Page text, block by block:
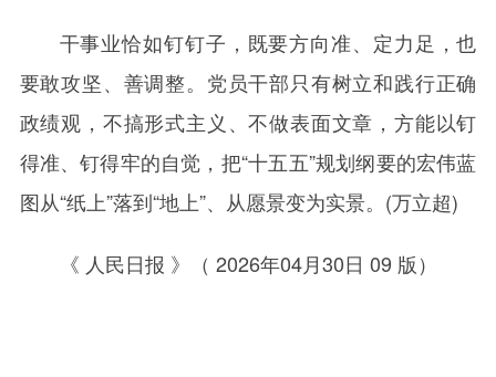
干事业恰如钉钉子，既要方向准、定力足，也
要敢攻坚、善调整。党员干部只有树立和践行正确
政绩观，不搞形式主义、不做表面文章，方能以钉
得准、钉得牢的自觉，把“十五五”规划纲要的宏伟蓝
图从“纸上”落到“地上”、从愿景变为实景。(万立超)
《 人民日报 》（ 2026年04月30日 09 版）